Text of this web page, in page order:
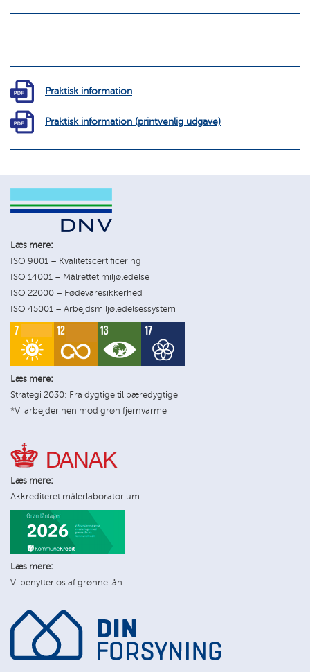
Praktisk information
Praktisk information (printvenlig udgave)
Læs mere:
ISO 9001 – Kvalitetscertificering
ISO 14001 – Målrettet miljøledelse
ISO 22000 – Fødevaresikkerhed
ISO 45001 – Arbejdsmiljøledelsessystem
Læs mere:
Strategi 2030: Fra dygtige til bæredygtige
*Vi arbejder henimod grøn fjernvarme
Læs mere:
Akkrediteret målerlaboratorium
Læs mere:
Vi benytter os af grønne lån